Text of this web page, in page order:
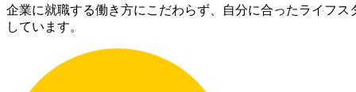
企業に就職する働き方にこだわらず、自分に合ったライフ
しています。